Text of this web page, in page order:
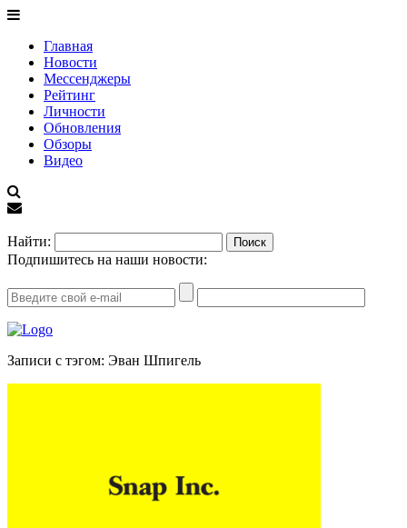
Главная
Новости
Мессенджеры
Рейтинг
Личности
Обновления
Обзоры
Видео
Найти:
Подпишитесь на наши новости:
Записи с тэгом: Эван Шпигель